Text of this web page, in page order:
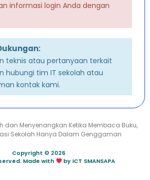
informasi login Anda dengan
teknis atau pertanyaan terkait
hubungi tim IT sekolah atau
kontak kami.
dan Menyenangkan Ketika Membaca Buku,
Sekolah Hanya Dalam Genggaman
Copyright © 2026
Made with
by ICT SMANSAPA